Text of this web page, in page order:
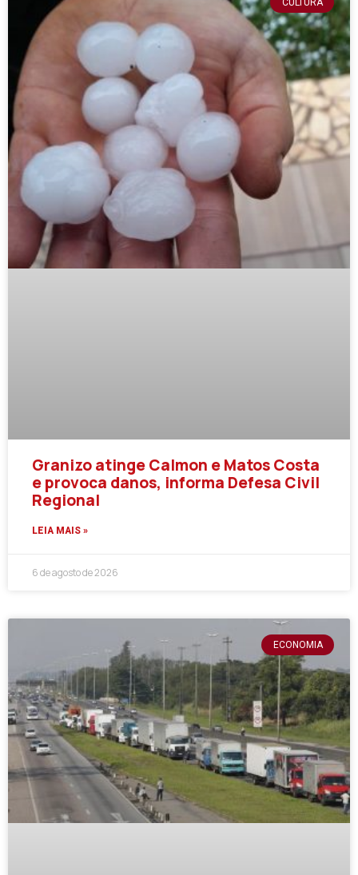
CULTURA
Granizo atinge Calmon e Matos Costa
e provoca danos, informa Defesa Civil
Regional
LEIA MAIS »
6 de agosto de 2026
ECONOMIA